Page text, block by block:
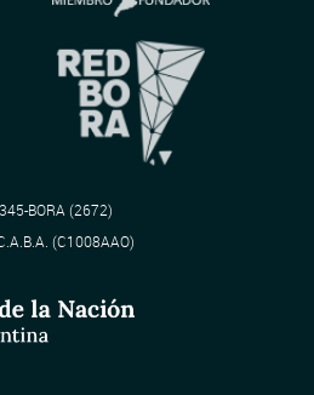
BORA (2672)
(C1008AAO)